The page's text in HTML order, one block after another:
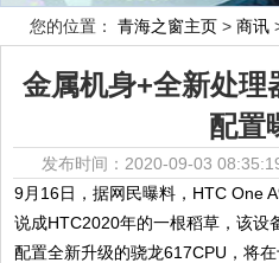
您的位置： 青海之窗主页 > 商讯
金属机身+全新处
配置
发布时间：2020-09-03
9月16日，据网民曝料，HTC One
说成HTC2020年的一根稻草，该设
配置全新升级的骁龙617CPU，将